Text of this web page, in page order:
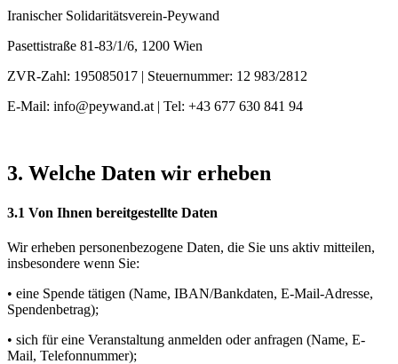
Iranischer Solidaritätsverein-Peywand
Pasettistraße 81-83/1/6, 1200 Wien
ZVR-Zahl: 195085017 | Steuernummer: 12 983/2812
E-Mail: info@peywand.at | Tel: +43 677 630 841 94
3. Welche Daten wir erheben
3.1 Von Ihnen bereitgestellte Daten
Wir erheben personenbezogene Daten, die Sie uns aktiv mitteilen,
insbesondere wenn Sie:
• eine Spende tätigen (Name, IBAN/Bankdaten, E-Mail-Adresse,
Spendenbetrag);
• sich für eine Veranstaltung anmelden oder anfragen (Name, E-
Mail, Telefonnummer);